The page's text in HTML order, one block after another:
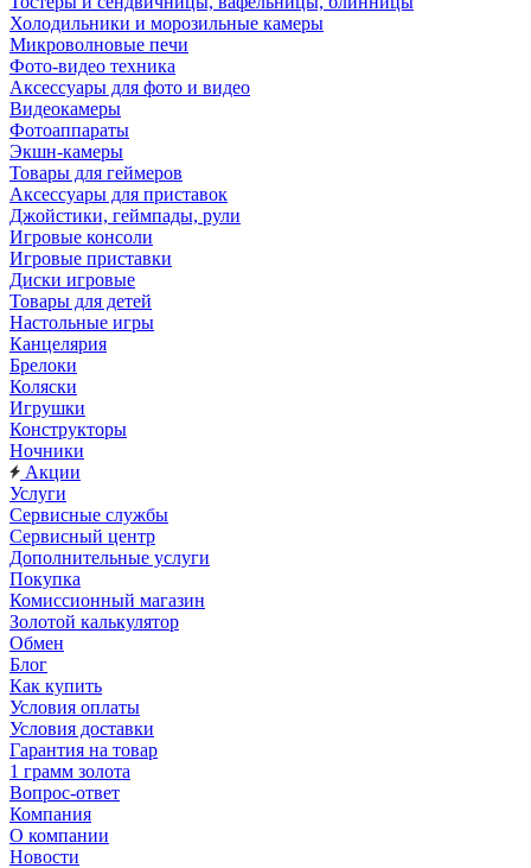
Холодильники и морозильные камеры
Микроволновые печи
Фото-видео техника
Аксессуары для фото и видео
Видеокамеры
Фотоаппараты
Экшн-камеры
Товары для геймеров
Аксессуары для приставок
Джойстики, геймпады, рули
Игровые консоли
Игровые приставки
Диски игровые
Товары для детей
Настольные игры
Канцелярия
Брелоки
Коляски
Игрушки
Конструкторы
Ночники
Акции
Услуги
Сервисные службы
Сервисный центр
Дополнительные услуги
Покупка
Комиссионный магазин
Золотой калькулятор
Обмен
Блог
Как купить
Условия оплаты
Условия доставки
Гарантия на товар
1 грамм золота
Вопрос-ответ
Компания
О компании
Новости